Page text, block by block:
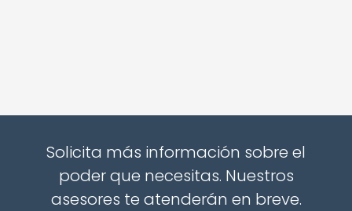
Solicita más información sobre el
poder que necesitas. Nuestros
asesores te atenderán en breve.